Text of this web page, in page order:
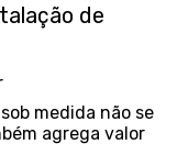
de
medida não se
agrega valor